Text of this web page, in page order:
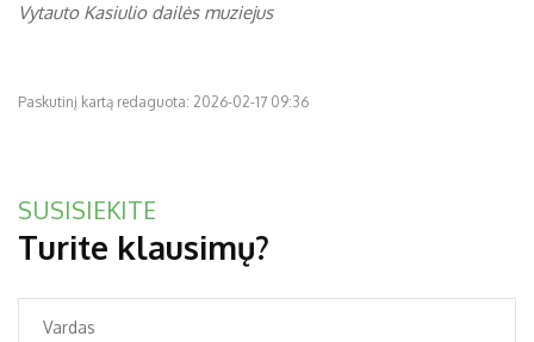
Vytauto Kasiulio dailės muziejus
Paskutinį kartą redaguota: 2026-02-17 09:36
SUSISIEKITE
Turite klausimų?